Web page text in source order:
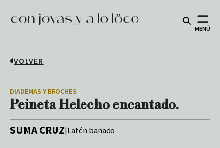
MENÚ
VOLVER
DIADEMAS Y BROCHES
Peineta Helecho encantado.
SUMA CRUZ|Latón bañado